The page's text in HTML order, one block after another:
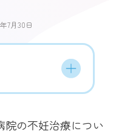
7月30日
の不妊治療につい